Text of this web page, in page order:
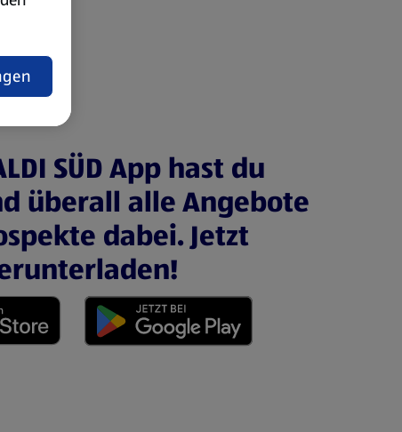
SÜD App hast du
überall alle Angebote
dabei. Jetzt